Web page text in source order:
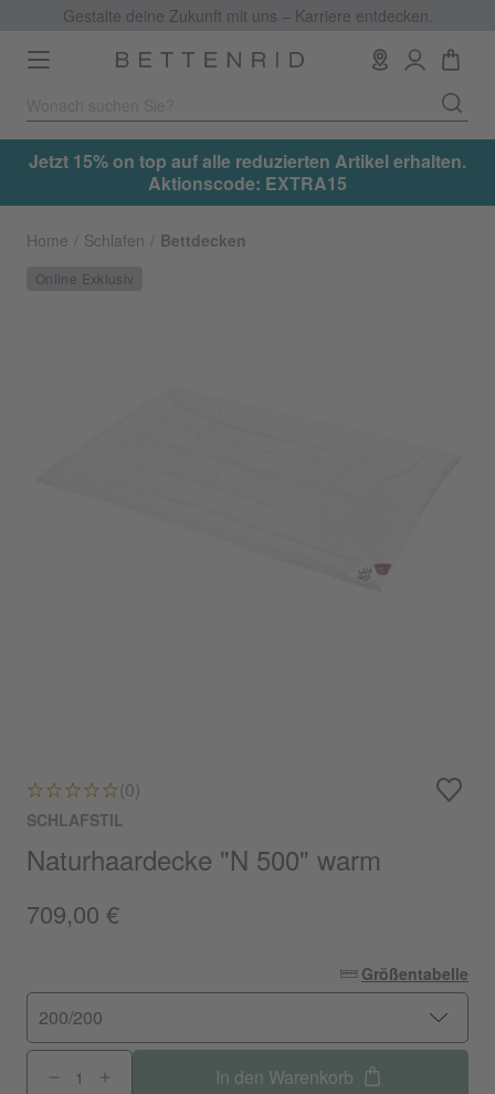
Gestalte deine Zukunft mit uns – Karriere entdecken.
Toggle
navigation
Jetzt 15% on top auf alle reduzierten Artikel erhalten.
Aktionscode: EXTRA15
Home Schlafen Bettdecken
(0)
SCHLAFSTIL
Naturhaardecke "N 500" warm
709,00 €
Größentabelle
200/200
In den Warenkorb